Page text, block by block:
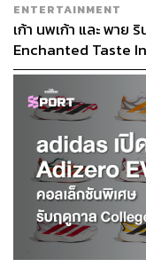
ENTERTAINMENT
เก้า นพเก้า และ พาย
Enchanted Taste